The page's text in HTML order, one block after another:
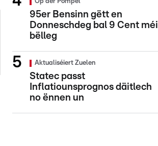
95er Bensinn gëtt en
Donneschdeg bal 9 Cent méi
bëlleg
Aktualiséiert Zuelen
Statec passt
Inflatiounsprognos däitlech
no ënnen un